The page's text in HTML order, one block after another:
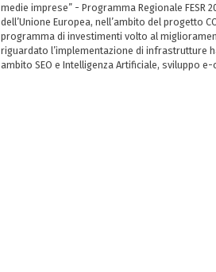
medie imprese” - Programma Regionale FESR
dell’Unione Europea, nell’ambito del progetto
programma di investimenti volto al
riguardato l’implementazione di infrastrutture
ambito SEO e Intelligenza Artificiale, sviluppo